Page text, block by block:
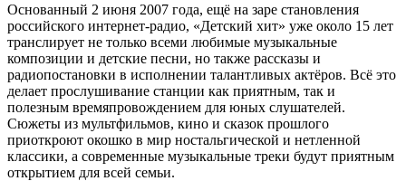
Основанный 2 июня 2007 года, ещё на заре становления
российского интернет-радио, «Детский хит» уже около 15 лет
транслирует не только всеми любимые музыкальные
композиции и детские песни, но также рассказы и
радиопостановки в исполнении талантливых актёров. Всё это
делает прослушивание станции как приятным, так и
полезным времяпровождением для юных слушателей.
Сюжеты из мультфильмов, кино и сказок прошлого
приоткроют окошко в мир ностальгической и нетленной
классики, а современные музыкальные треки будут приятным
открытием для всей семьи.